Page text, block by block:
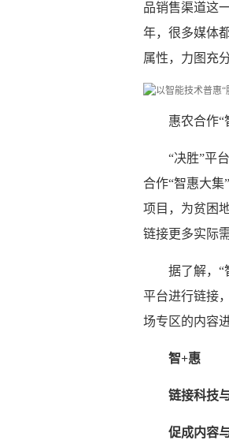
品销售渠道这
年，很多媒体
属性，力图充
惠农合作“
“决胜”平
合作“智惠大集
项目，为贫困
链接更多实际
据了解，“
平台进行链接
场专区的内容
智+惠
链接科技
促成内容